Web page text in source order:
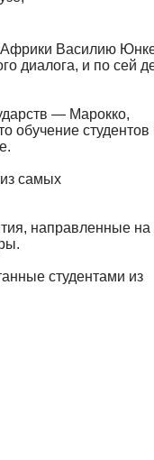
Африки Василию
диалога, и по сей
— Марокко,
обучение студентов
самых
направленные на
студентами из